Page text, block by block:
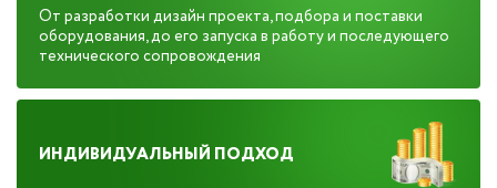
От разработки дизайн проекта, подбора и поставки
оборудования, до его запуска в работу и последующего
технического сопровождения
ИНДИВИДУАЛЬНЫЙ ПОДХОД